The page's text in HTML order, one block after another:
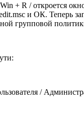
+ R / откроется
и ОК. Теперь
групповой
/